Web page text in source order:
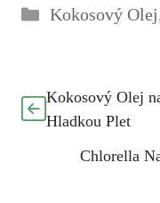
Rubriky
Kokosový Olej
Kokosový Olej
Hladkou Plet
Chlorella